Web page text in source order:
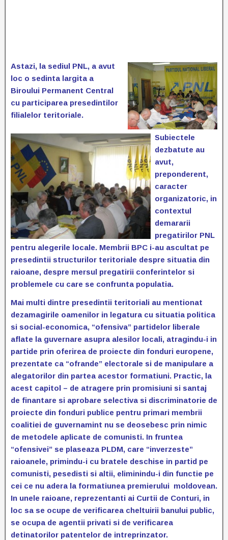
Astazi, la sediul PNL, a avut
loc o sedinta largita a
Biroului Permanent Central
cu participarea presedintilor
filialelor teritoriale.
Subiectele
dezbatute au
avut,
preponderent,
caracter
organizatoric, in
contextul
demararii
pregatirilor PNL
pentru alegerile locale. Membrii BPC i-au ascultat pe
presedintii structurilor teritoriale despre situatia din
raioane, despre mersul pregatirii conferintelor si
problemele cu care se confrunta populatia.
Mai multi dintre presedintii teritoriali au mentionat
dezamagirile oamenilor in legatura cu situatia politica
si social-economica, “ofensiva” partidelor liberale
aflate la guvernare asupra alesilor locali, atragindu-i in
partide prin oferirea de proiecte din fonduri europene,
prezentate ca “ofrande” electorale si de manipulare a
alegatorilor din partea acestor formatiuni. Practic, la
acest capitol – de atragere prin promisiuni si santaj
de finantare si aprobare selectiva si discriminatorie de
proiecte din fonduri publice pentru primari membrii
coalitiei de guvernamint nu se deosebesc prin nimic
de metodele aplicate de comunisti. In fruntea
“ofensivei” se plaseaza PLDM, care “inverzeste”
raioanele, primindu-i cu bratele deschise in partid pe
comunisti, pesedisti si altii, eliminindu-i din functie pe
cei ce nu adera la formatiunea premierului moldovean.
In unele raioane, reprezentanti ai Curtii de Conturi, in
loc sa se ocupe de verificarea cheltuirii banului public,
se ocupa de agentii privati si de verificarea
detinatorilor patentelor de intreprinzator.